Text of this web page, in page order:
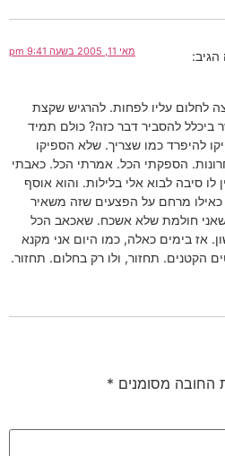
הגיב: מאי 11, 2005 בשעה 9:41 pm
לחלום עליו לפחות. להרגיש שקצת
ביכלל להסביר דבר כזה? כולם תמיד
להיפרד כמו שצריך. שלא הספיקו
הספקתי הכל. אמרתי הכל. כאבתי
לו סיבה לבוא אלי בלילות. והוא אוסף
מרחם על הפצעים שזה משאיר
שאני חולמת שלא אשכח. שאכאב הכל
אז בימים כאלה, כמו היום אני מקנא
הקטנים. תחזור, ולו רק בחלום. תחזור.
החובה מסומנים *